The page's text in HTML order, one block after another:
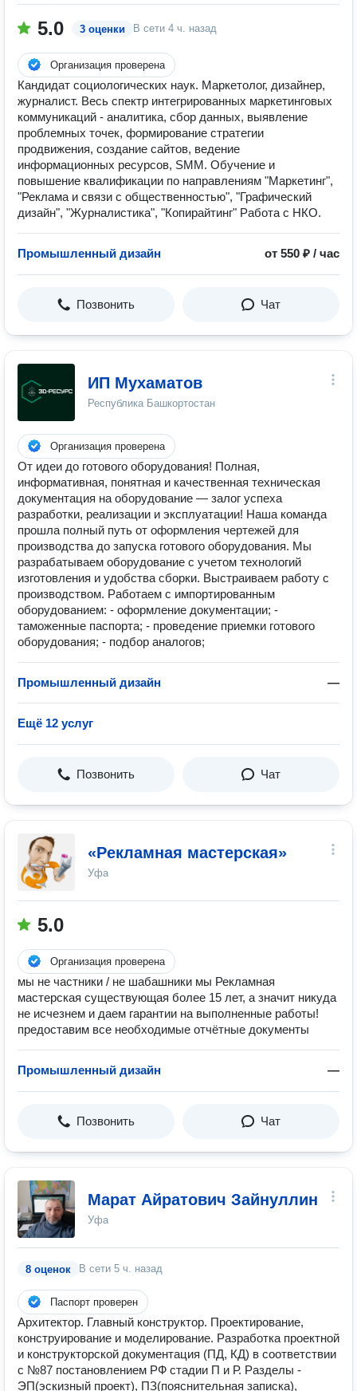
5.0 3 оценки В сети 4 ч. назад
Организация проверена
Кандидат социологических наук. Маркетолог, дизайнер,
журналист. Весь спектр интегрированных маркетинговых
коммуникаций - аналитика, сбор данных, выявление
проблемных точек, формирование стратегии
продвижения, создание сайтов, ведение
информационных ресурсов, SMM. Обучение и
повышение квалификации по направлениям "Маркетинг",
"Реклама и связи с общественностью", "Графический
дизайн", "Журналистика", "Копирайтинг" Работа с НКО.
Промышленный дизайн от 550 ₽ / час
Позвонить Чат
ИП Мухаматов
Республика Башкортостан
Организация проверена
От идеи до готового оборудования! Полная,
информативная, понятная и качественная техническая
документация на оборудование — залог успеха
разработки, реализации и эксплуатации! Наша команда
прошла полный путь от оформления чертежей для
производства до запуска готового оборудования. Мы
разрабатываем оборудование с учетом технологий
изготовления и удобства сборки. Выстраиваем работу с
производством. Работаем с импортированным
оборудованием: - оформление документации; -
таможенные паспорта; - проведение приемки готового
оборудования; - подбор аналогов;
Промышленный дизайн —
Ещё 12 услуг
Позвонить Чат
«Рекламная мастерская»
Уфа
5.0
Организация проверена
мы не частники / не шабашники мы Рекламная
мастерская существующая более 15 лет, а значит никуда
не исчезнем и даем гарантии на выполненные работы!
предоставим все необходимые отчётные документы
Промышленный дизайн —
Позвонить Чат
Марат Айратович Зайнуллин
Уфа
8 оценок В сети 5 ч. назад
Паспорт проверен
Архитектор. Главный конструктор. Проектирование,
конструирование и моделирование. Разработка проектной
и конструкторской документация (ПД, КД) в соответствии
с №87 постановлением РФ стадии П и Р. Разделы -
ЭП(эскизный проект), ПЗ(пояснительная записка),